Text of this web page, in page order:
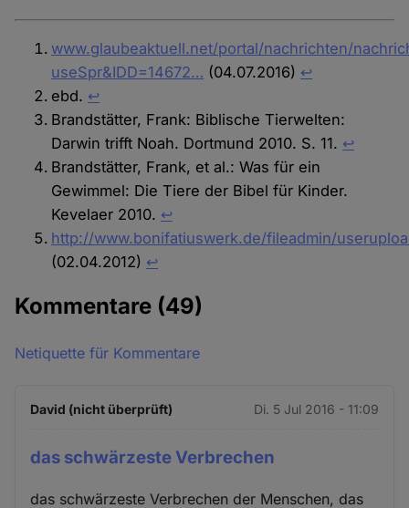
www.glaubeaktuell.net/portal/nachrichten/
useSpr&IDD=14672… (04.07.2016) ↩︎
ebd. ↩︎
Brandstätter, Frank: Biblische Tierwelten:
Darwin trifft Noah. Dortmund 2010. S. 11. ↩︎
Brandstätter, Frank, et al.: Was für ein
Gewimmel: Die Tiere der Bibel für Kinder.
Kevelaer 2010. ↩︎
http://www.bonifatiuswerk.de/fileadmin/
(02.04.2012) ↩︎
Kommentare (49)
Netiquette für Kommentare
David (nicht überprüft) Di. 5 Jul 2016 - 11:09
das schwärzeste Verbrechen
das schwärzeste Verbrechen der Menschen, das